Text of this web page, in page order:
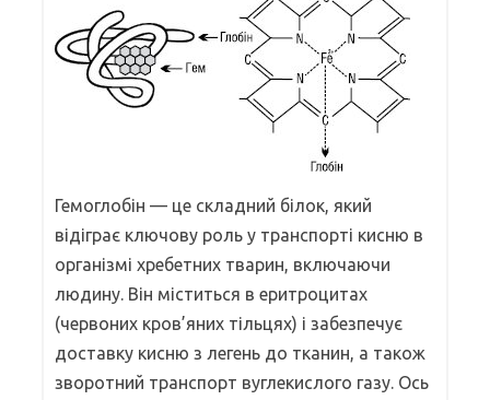
Гемоглобін — це складний білок, який
відіграє ключову роль у транспорті кисню в
організмі хребетних тварин, включаючи
людину. Він міститься в еритроцитах
(червоних кров’яних тільцях) і забезпечує
доставку кисню з легень до тканин, а також
зворотний транспорт вуглекислого газу. Ось